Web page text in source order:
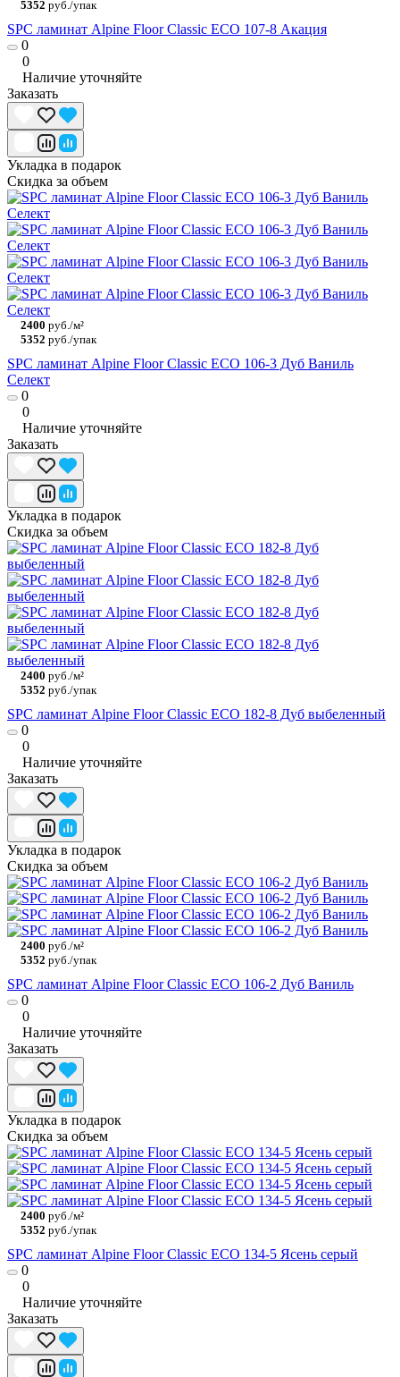
5352 руб./упак
SPC ламинат Alpine Floor Classic ECO 107-8 Акация
0
0
Наличие уточняйте
Заказать
Укладка в подарок
Скидка за объем
2400 руб./м²
5352 руб./упак
SPC ламинат Alpine Floor Classic ECO 106-3 Дуб Ваниль
Селект
0
0
Наличие уточняйте
Заказать
Укладка в подарок
Скидка за объем
2400 руб./м²
5352 руб./упак
SPC ламинат Alpine Floor Classic ECO 182-8 Дуб выбеленный
0
0
Наличие уточняйте
Заказать
Укладка в подарок
Скидка за объем
2400 руб./м²
5352 руб./упак
SPC ламинат Alpine Floor Classic ECO 106-2 Дуб Ваниль
0
0
Наличие уточняйте
Заказать
Укладка в подарок
Скидка за объем
2400 руб./м²
5352 руб./упак
SPC ламинат Alpine Floor Classic ECO 134-5 Ясень серый
0
0
Наличие уточняйте
Заказать